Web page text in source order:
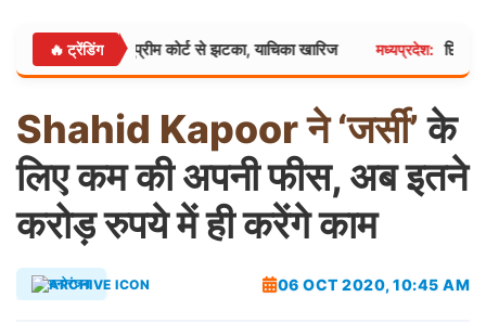
🔥 ट्रेंडिंग
को सुप्रीम कोर्ट से झटका, याचिका खारिज मध्यप्रदेश: छिंदवाड़ा में सीएम
Shahid Kapoorने ‘जर्सी’के
लिए कम की अपनी फीस, अब इतने
करोड़ रुपये में ही करेंगे काम
मनोरंजन 06 OCT 2020, 10:45 AM